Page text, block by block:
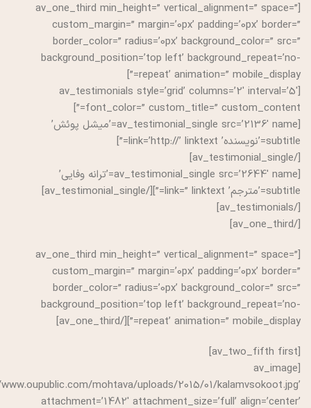
[av_one_third min_height=” vertical_alignment=” space=”
custom_margin=” margin=’0px’ padding=’0px’ border=”
border_color=” radius=’0px’ background_color=” src=”
background_position=’top left’ background_repeat=’no-
repeat’ animation=” mobile_display=”]
[av_testimonials style=’grid’ columns=’2′ interval=’5′
font_color=” custom_title=” custom_content=”]
[av_testimonial_single src=’2136′ name=’میشل پوئش’
subtitle=’نویسنده’ link=’http://’ linktext=”]
[/av_testimonial_single]
[av_testimonial_single src=’2644′ name=’ترانه وفایی’
subtitle=’مترجم’ link=” linktext=”][/av_testimonial_single]
[/av_testimonials]
[/av_one_third]
[av_one_third min_height=” vertical_alignment=” space=”
custom_margin=” margin=’0px’ padding=’0px’ border=”
border_color=” radius=’0px’ background_color=” src=”
background_position=’top left’ background_repeat=’no-
repeat’ animation=” mobile_display=”][/av_one_third]
[av_two_fifth first]
[av_image
mohtava/uploads/2015/01/kalamvsokoot.jpg’
attachment=’1482′ attachment_size=’full’ align=’center’